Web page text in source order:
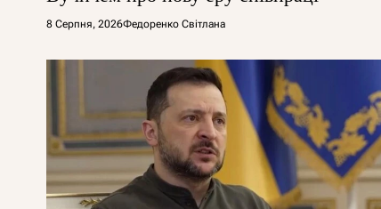
8 Серпня, 2026Федоренко Світлана